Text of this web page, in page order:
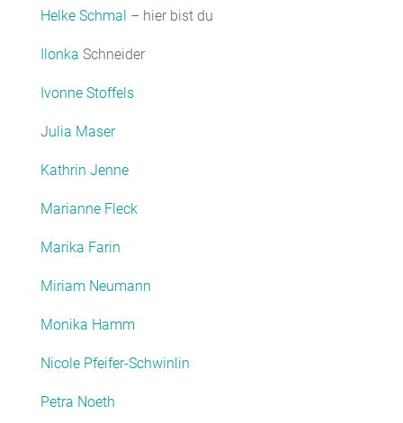
Helke Schmal – hier bist du
Ilonka Schneider
Ivonne Stoffels
Julia Maser
Kathrin Jenne
Marianne Fleck
Marika Farin
Miriam Neumann
Monika Hamm
Nicole Pfeifer-Schwinlin
Petra Noeth